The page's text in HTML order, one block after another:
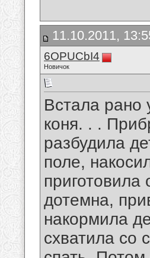
11.10.2011,
6OPUCbI4
Новичок
Встала рано
коня. . .
разбудила
поле,
дотемна,
накормила
схватила со